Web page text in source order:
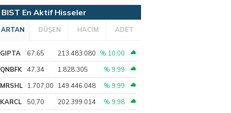
BIST En Aktif Hisseler
ARTAN DÜŞEN HACİM ADET
GIPTA 67,65 213.483.080 % 10,00
QNBFK 47,34 1.828.305 % 9,99
MRSHL 1.707,00 149.446.048 % 9,99
KARCL 50,70 202.399.014 % 9,98